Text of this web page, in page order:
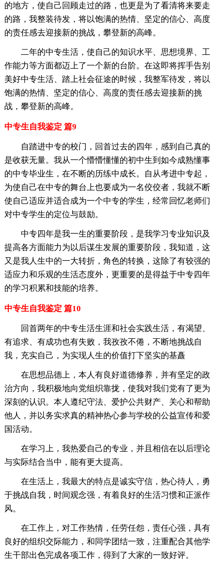
的地方，使自己回顾走过的路，也更是为了看清将来要走
的路，我整装待发，将以饱满的热情、坚定的信心、高度
的责任感去迎接新的挑战，攀登新的高峰。
二年的中专生活，使自己的知识水平、思想境界、工
作能力等方面都迈上了一个新的台阶。在这即将挥手告别
美好中专生活、踏上社会征途的时候，我整军待发，将以
饱满的热情、坚定的信心、高度的责任感去迎接新的挑
战，攀登新的高峰。
中专生自我鉴定 篇9
自踏进中专的校门，回首过去的四年，感到自己真的
是收获无量。我从一个懵懵懂懂的初中生到如今成熟懂事
的中专毕业生，在不断的历练中成长。自从考进中专起，
为使自己在中专的舞台上也要成为一名佼佼者，我就不断
使自己适应并适合成为一个中专的学生，经常回忆老师们
对中专学生的定位与鼓励。
中专四年是我一生的重要阶段，是我学习专业知识及
提高各方面能力为以后谋生发展的重要阶段，我知道，这
又是我人生中的一大转折，角色的转换，这除了有较强的
适应力和乐观的生活态度外，更重要的是得益于中专四年
的学习积累和技能的培养。
中专生自我鉴定 篇10
回首两年的中专生活生涯和社会实践生活，有渴望、
有追求、有成功也有失败，我孜孜不倦，不断地挑战自
我，充实自己，为实现人生的价值打下坚实的基矗
在思想品德上，本人有良好道德修养，并有坚定的政
治方向，我积极地向党组织靠拢，使我对我们党有了更为
深刻的认识。本人遵纪守法、爱护公共财产、关心和帮助
他人，并以务实求真的精神热心参与学校的公益宣传和爱
国活动。
在学习上，我热爱自己的专业，并且相信在以后理论
与实际结合当中，能有更大提高。
在生活上，我最大的特点是诚实守信，热心待人，勇
于挑战自我，时间观念强，有着良好的生活习惯和正派作
风。
在工作上，对工作热情，任劳任怨，责任心强，具有
良好的组织交际能力，和同学团结一致，注重配合其他学
生干部出色完成各项工作，得到了大家的一致好评。